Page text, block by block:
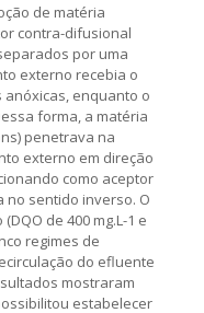
de matéria
contra-difusional
por uma
externo recebia o
enquanto o
forma, a matéria
penetrava na
externo em direção
como aceptor
sentido inverso. O
de 400 mg.L-1 e
regimes de
do efluente
mostraram
estabelecer